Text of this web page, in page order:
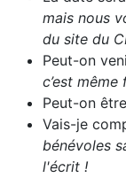
mais nous
du site du
Peut-on
c’est
Peut-on
Vais-je
bénévoles
l'écrit !